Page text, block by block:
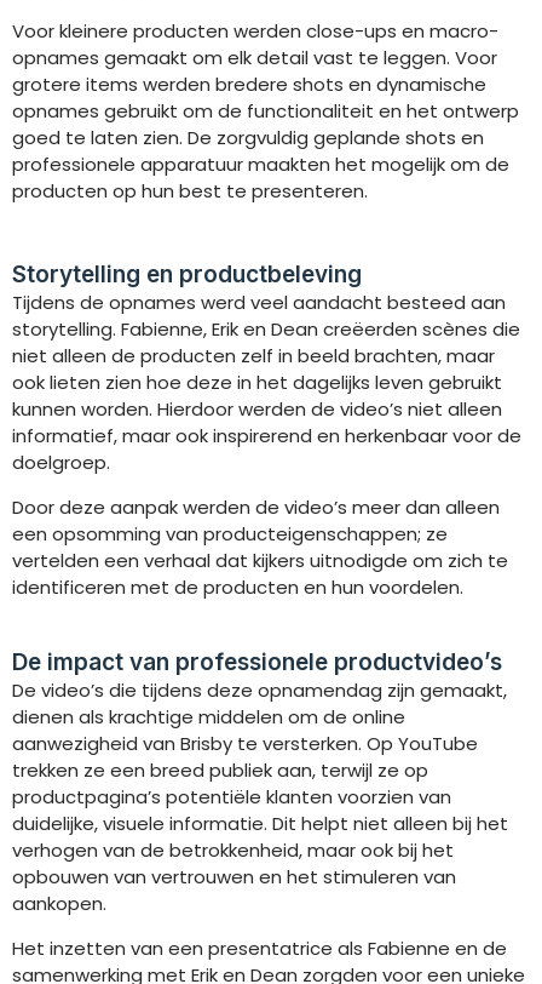
Voor kleinere producten werden close-ups en macro-
opnames gemaakt om elk detail vast te leggen. Voor
grotere items werden bredere shots en dynamische
opnames gebruikt om de functionaliteit en het ontwerp
goed te laten zien. De zorgvuldig geplande shots en
professionele apparatuur maakten het mogelijk om de
producten op hun best te presenteren.
Storytelling en productbeleving
Tijdens de opnames werd veel aandacht besteed aan
storytelling. Fabienne, Erik en Dean creëerden scènes die
niet alleen de producten zelf in beeld brachten, maar
ook lieten zien hoe deze in het dagelijks leven gebruikt
kunnen worden. Hierdoor werden de video’s niet alleen
informatief, maar ook inspirerend en herkenbaar voor de
doelgroep.
Door deze aanpak werden de video’s meer dan alleen
een opsomming van producteigenschappen; ze
vertelden een verhaal dat kijkers uitnodigde om zich te
identificeren met de producten en hun voordelen.
De impact van professionele productvideo’s
De video’s die tijdens deze opnamendag zijn gemaakt,
dienen als krachtige middelen om de online
aanwezigheid van Brisby te versterken. Op YouTube
trekken ze een breed publiek aan, terwijl ze op
productpagina’s potentiële klanten voorzien van
duidelijke, visuele informatie. Dit helpt niet alleen bij het
verhogen van de betrokkenheid, maar ook bij het
opbouwen van vertrouwen en het stimuleren van
aankopen.
Het inzetten van een presentatrice als Fabienne en de
samenwerking met Erik en Dean zorgden voor een unieke